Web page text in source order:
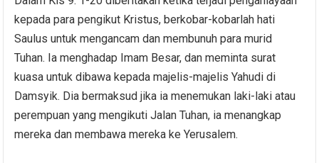
kepada para pengikut Kristus, berkobar-kobarlah hati
Saulus untuk mengancam dan membunuh para murid
Tuhan. Ia menghadap Imam Besar, dan meminta surat
kuasa untuk dibawa kepada majelis-majelis Yahudi di
Damsyik. Dia bermaksud jika ia menemukan laki-laki atau
perempuan yang mengikuti Jalan Tuhan, ia menangkap
mereka dan membawa mereka ke Yerusalem.